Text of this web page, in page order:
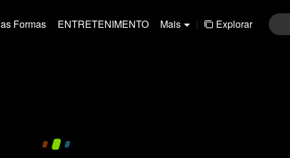
Formas ENTRETENIMENTO Mais | Explorar